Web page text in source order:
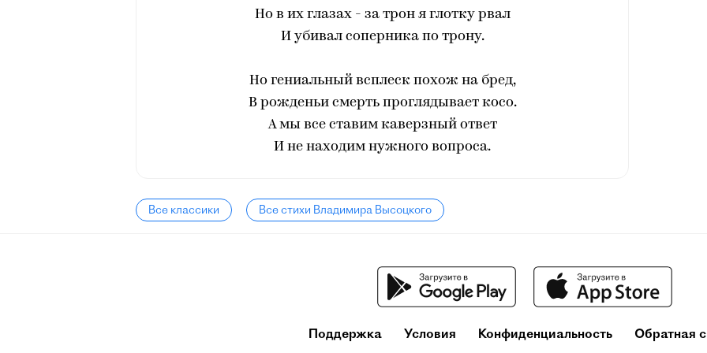
Но в их глазах - за трон я глотку рвал
И убивал соперника по трону.
Но гениальный всплеск похож на бред,
В рожденьи смерть проглядывает косо.
А мы все ставим каверзный ответ
И не находим нужного вопроса.
Все классики Все стихи Владимира Высоцкого
Поддержка Условия Конфиденциальность Обратная